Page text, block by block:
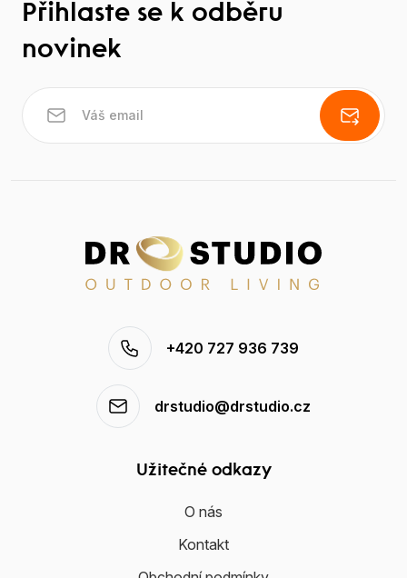
Přihlaste se k odběru
novinek
+420 727 936 739
drstudio@drstudio.cz
Užitečné odkazy
O nás
Kontakt